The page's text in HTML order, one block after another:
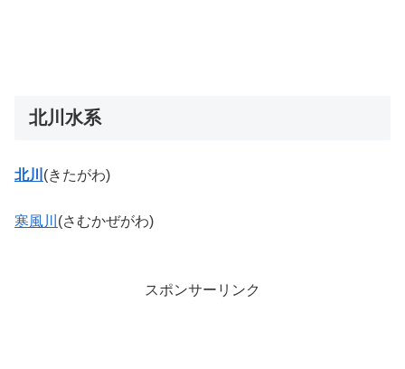
北川水系
北川 (きたがわ)
寒風川 (さむかぜがわ)
スポンサーリンク